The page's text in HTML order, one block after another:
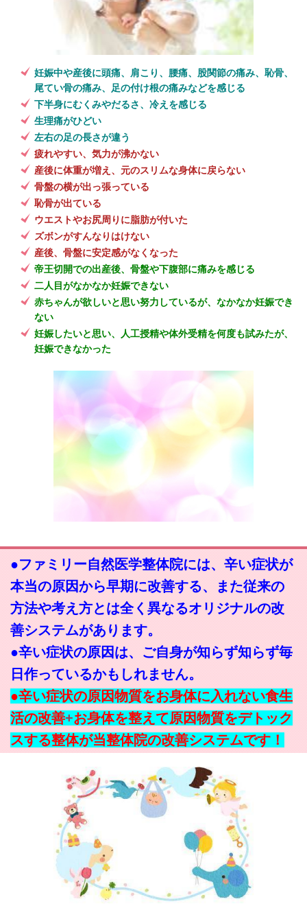
妊娠中や産後に頭痛、肩こり、腰痛、股関節の痛み、恥骨、
尾てい骨の痛み、足の付け根の痛みなどを感じる
下半身にむくみやだるさ、冷えを感じる
生理痛がひどい
左右の足の長さが違う
疲れやすい、気力が沸かない
産後に体重が増え、元のスリムな身体に戻らない
骨盤の横が出っ張っている
恥骨が出ている
ウエストやお尻周りに脂肪が付いた
ズボンがすんなりはけない
産後、骨盤に安定感がなくなった
帝王切開での出産後、骨盤や下腹部に痛みを感じる
二人目がなかなか妊娠できない
赤ちゃんが欲しいと思い努力しているが、なかなか妊娠でき
ない
妊娠したいと思い、人工授精や体外受精を何度も試みたが、
妊娠できなかった
●ファミリー自然医学整体院には、辛い症状が
本当の原因から早期に改善する、また従来の
方法や考え方とは全く異なるオリジナルの改
善システムがあります。
●辛い症状の原因は、ご自身が知らず知らず毎
日作っているかもしれません。
●辛い症状の原因物質をお身体に入れない食生
活の改善+お身体を整えて原因物質をデトック
スする整体が当整体院の改善システムです！